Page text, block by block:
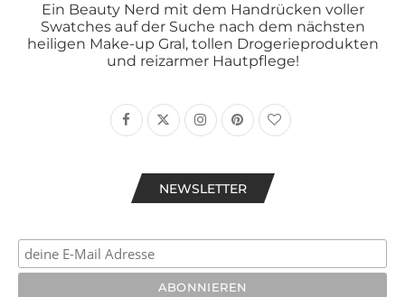
Ein Beauty Nerd mit dem Handrücken voller
Swatches auf der Suche nach dem nächsten
heiligen Make-up Gral, tollen Drogerieprodukten
und reizarmer Hautpflege!
NEWSLETTER